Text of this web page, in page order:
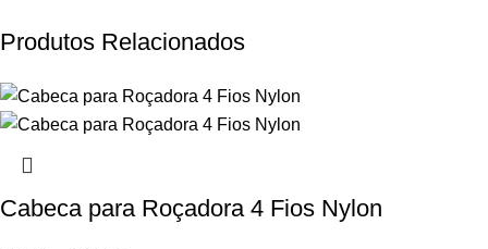
Produtos Relacionados
Cabeca para Roçadora 4 Fios Nylon